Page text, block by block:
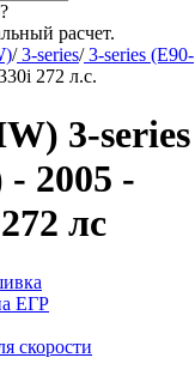
расчет.
/3-series/3-series (E90-
272 л.с.
3-series
- 2005 -
лс
ЕГР
скорости